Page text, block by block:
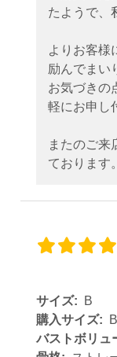
たようで、
よりお客様
励んでまい
お気づきの
軽にお申し
またのご来
ております。
サイズ:
B
購入サイズ:
B
バストボリュ